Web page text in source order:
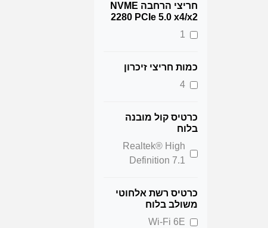
חריצי הרחבה NVME
2280 PCIe 5.0 x4/x2
1
כמות חריצי זיכרון
4
כרטיס קול מובנה
בלוח
Realtek® High
Definition 7.1
כרטיס רשת אלחוטי
משולב בלוח
Wi-Fi 6E